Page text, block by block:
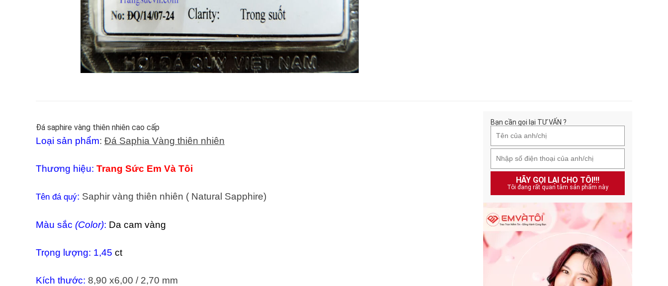
Đá saphire vàng thiên nhiên cao cấp
Loại sản phẩm: Đá Saphia Vàng thiên nhiên
Thương hiệu: Trang Sức Em Và Tôi
Tên đá quý: Saphir vàng thiên nhiên ( Natural Sapphire)
Màu sắc (Color): Da cam vàng
Trọng lượng: 1,45 ct
Kích thước: 8,90 x6,00 / 2,70 mm
Bạn cần gọi lại TƯ VẤN ?
HÃY GỌI LẠI CHO TÔI!!!
Tôi đang rất quan tâm sản phẩm này